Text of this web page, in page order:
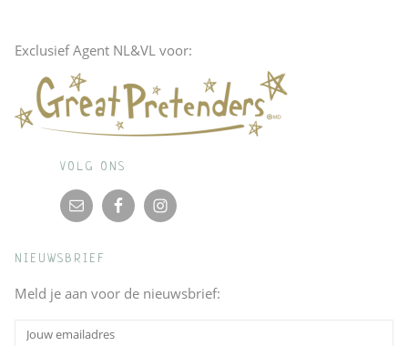
Exclusief Agent NL&VL voor:
VOLG ONS
NIEUWSBRIEF
Meld je aan voor de nieuwsbrief: